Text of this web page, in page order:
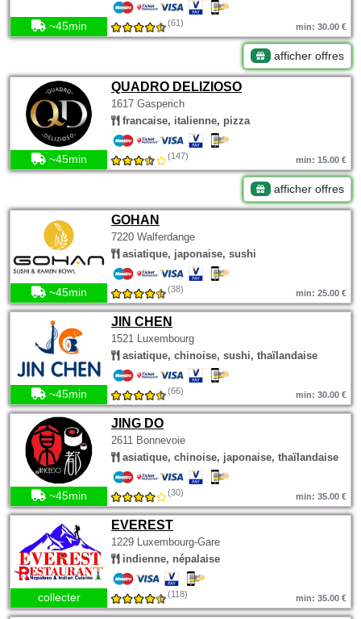
~45min (61) min: 30.00 €
afficher offres
QUADRO DELIZIOSO
1617 Gasperich
francaise, italienne, pizza
~45min (147) min: 15.00 €
afficher offres
GOHAN
7220 Walferdange
asiatique, japonaise, sushi
~45min (38) min: 25.00 €
JIN CHEN
1521 Luxembourg
asiatique, chinoise, sushi, thaïlandaise
~45min (66) min: 30.00 €
JING DO
2611 Bonnevoie
asiatique, chinoise, japonaise, thaïlandaise
~45min (30) min: 35.00 €
EVEREST
1229 Luxembourg-Gare
indienne, népalaise
collecter (118) min: 35.00 €